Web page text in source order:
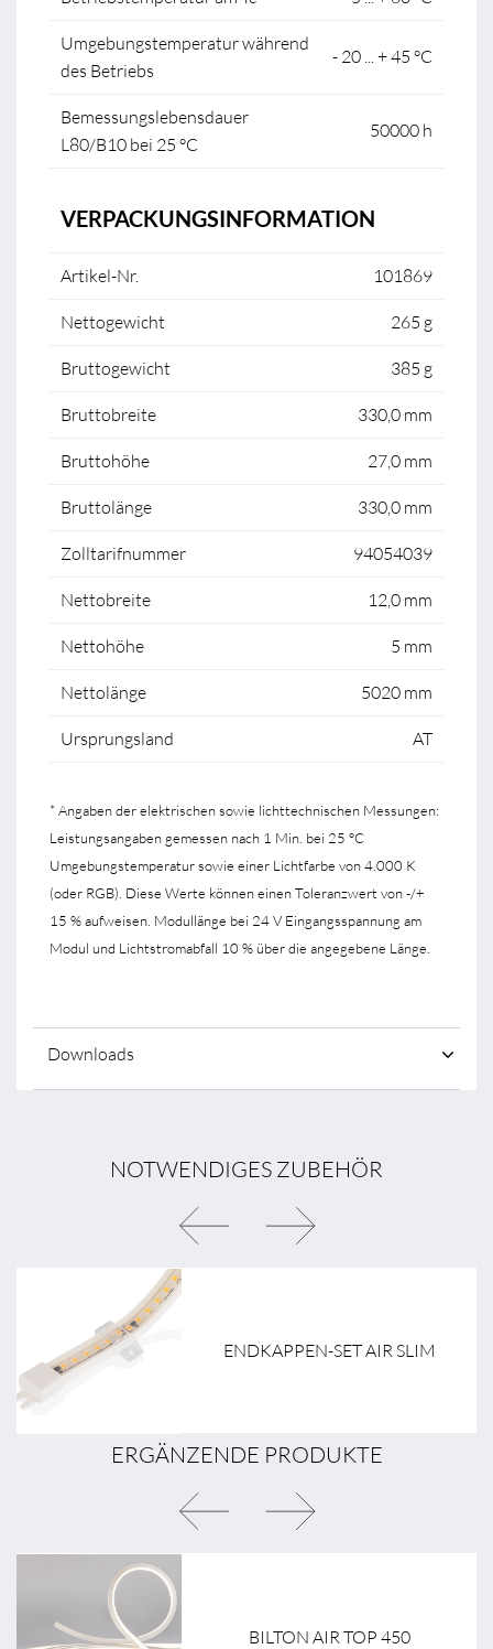
Umgebungstemperatur während
des Betriebs
- 20 ... + 45 °C
Bemessungslebensdauer
L80/B10 bei 25 °C
50000 h
VERPACKUNGSINFORMATION
Artikel-Nr. 101869
Nettogewicht 265 g
Bruttogewicht 385 g
Bruttobreite 330,0 mm
Bruttohöhe 27,0 mm
Bruttolänge 330,0 mm
Zolltarifnummer 94054039
Nettobreite 12,0 mm
Nettohöhe 5 mm
Nettolänge 5020 mm
Ursprungsland AT
* Angaben der elektrischen sowie lichttechnischen Messungen:
Leistungsangaben gemessen nach 1 Min. bei 25 °C
Umgebungstemperatur sowie einer Lichtfarbe von 4.000 K
(oder RGB). Diese Werte können einen Toleranzwert von -/+
15 % aufweisen. Modullänge bei 24 V Eingangsspannung am
Modul und Lichtstromabfall 10 % über die angegebene Länge.
Downloads
NOTWENDIGES ZUBEHÖR
ENDKAPPEN-SET AIR SLIM
ERGÄNZENDE PRODUKTE
BILTON AIR TOP 450